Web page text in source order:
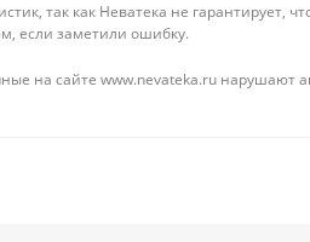
так как Неватека не
если заметили ошибку.
на сайте www.nevateka.ru